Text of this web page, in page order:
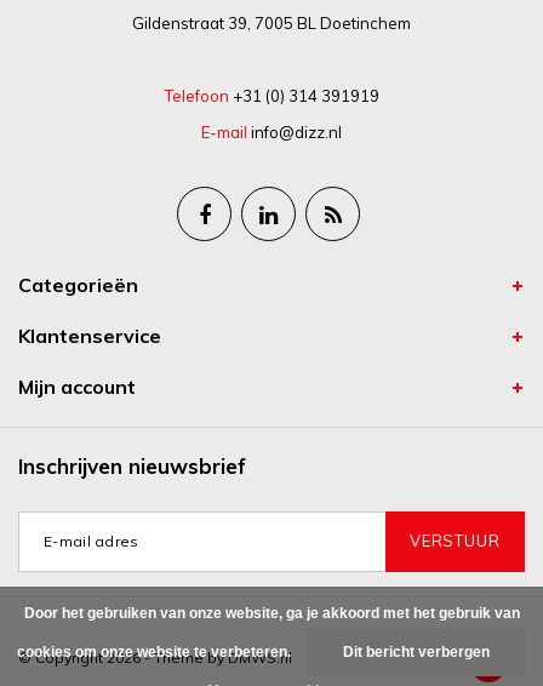
Gildenstraat 39, 7005 BL Doetinchem
Telefoon +31 (0) 314 391919
E-mail info@dizz.nl
Categorieën
Klantenservice
Mijn account
Inschrijven nieuwsbrief
VERSTUUR
© Copyright 2026 - Theme byDMWS.nl
Door het gebruiken van onze website, ga je akkoord met het gebruik van
cookies om onze website te verbeteren. Dit bericht verbergen